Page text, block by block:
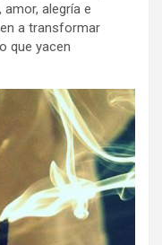
alegría e
a transformar
que yacen